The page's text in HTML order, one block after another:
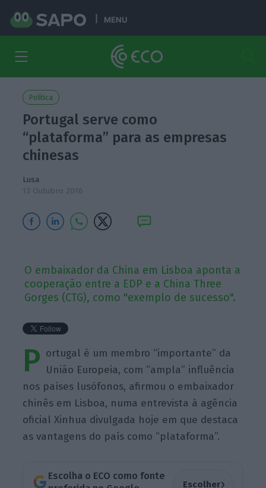
MENU
Política
Portugal serve como
“plataforma” para as empresas
chinesas
Lusa
13 Outubro 2016
O embaixador da China em Lisboa aponta a
cooperação entre a EDP e a China Three
Gorges (CTG), como "exemplo de sucesso".
P ortugal é um membro “importante” da
União Europeia, com “ampla” influência
nos países lusófonos, afirmou o embaixador
chinês em Lisboa, numa entrevista à agência
oficial Xinhua divulgada hoje em que destaca
as vantagens do país como “plataforma”.
Escolha o ECO como fonte
Escolher›